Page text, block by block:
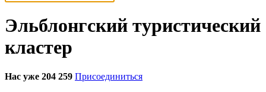
Эльблонгский туристический
кластер
Нас уже 204 259 Присоединиться